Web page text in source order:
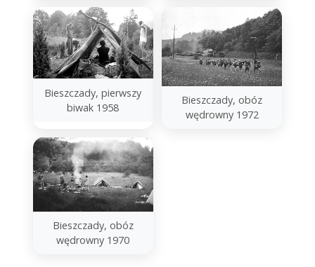
Bieszczady, pierwszy
biwak 1958
Bieszczady, obóz
wędrowny 1972
Bieszczady, obóz
wędrowny 1970